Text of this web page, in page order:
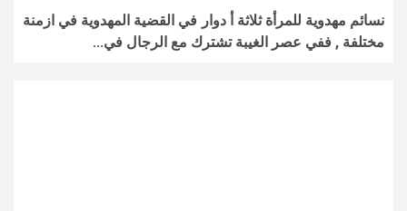
نسائم مهدوية للمرأة ثلاثة أ دوار في القضية المهدوية في ازمنة
مختلفة , ففي عصر الغيبة تشترك مع الرجال في...